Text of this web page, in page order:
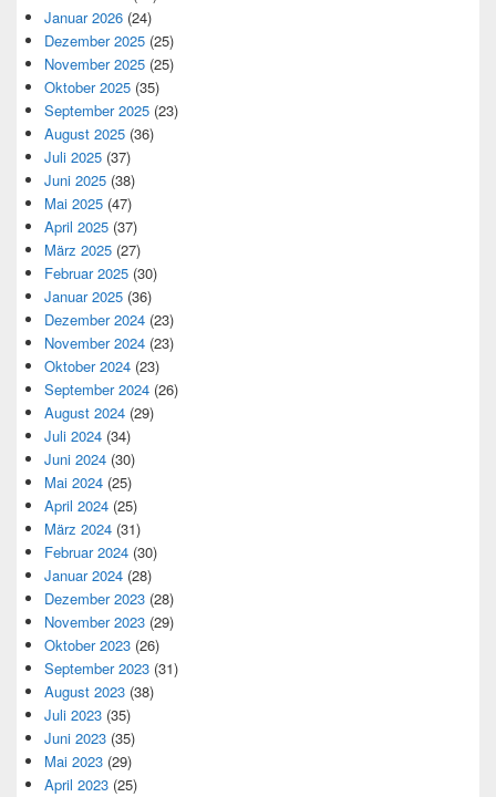
Januar 2026 (24)
Dezember 2025 (25)
November 2025 (25)
Oktober 2025 (35)
September 2025 (23)
August 2025 (36)
Juli 2025 (37)
Juni 2025 (38)
Mai 2025 (47)
April 2025 (37)
März 2025 (27)
Februar 2025 (30)
Januar 2025 (36)
Dezember 2024 (23)
November 2024 (23)
Oktober 2024 (23)
September 2024 (26)
August 2024 (29)
Juli 2024 (34)
Juni 2024 (30)
Mai 2024 (25)
April 2024 (25)
März 2024 (31)
Februar 2024 (30)
Januar 2024 (28)
Dezember 2023 (28)
November 2023 (29)
Oktober 2023 (26)
September 2023 (31)
August 2023 (38)
Juli 2023 (35)
Juni 2023 (35)
Mai 2023 (29)
April 2023 (25)